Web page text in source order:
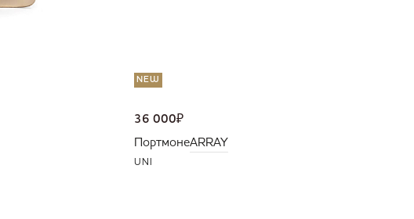
NEW
36 000₽
ПортмонеARRAY
UNI